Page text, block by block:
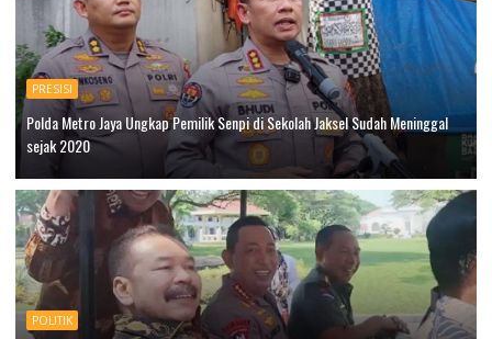
PRESISI
Polda Metro Jaya Ungkap Pemilik Senpi di Sekolah Jaksel Sudah Meninggal
sejak 2020
POLITIK